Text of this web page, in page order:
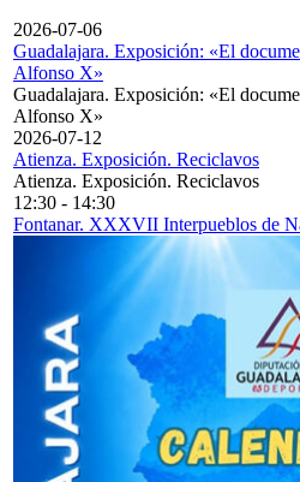
2026-07-06
Guadalajara. Exposición: «El
Alfonso X»
Guadalajara. Exposición: «El
Alfonso X»
2026-07-12
Atienza. Exposición. Reciclavos
Atienza. Exposición. Reciclavos
12:30 - 14:30
Fontanar. XXXVII Interpueblos de